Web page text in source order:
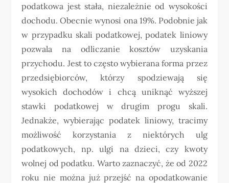
podatkowa jest stała, niezależnie od wysokości
dochodu. Obecnie wynosi ona 19%. Podobnie jak
w przypadku skali podatkowej, podatek liniowy
pozwala na odliczanie kosztów uzyskania
przychodu. Jest to często wybierana forma przez
przedsiębiorców, którzy spodziewają się
wysokich dochodów i chcą uniknąć wyższej
stawki podatkowej w drugim progu skali.
Jednakże, wybierając podatek liniowy, tracimy
możliwość korzystania z niektórych ulg
podatkowych, np. ulgi na dzieci, czy kwoty
wolnej od podatku. Warto zaznaczyć, że od 2022
roku nie można już przejść na opodatkowanie